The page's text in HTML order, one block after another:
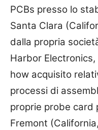
PCBs presso lo
Santa Clara
dalla propria
Harbor
how acquisito
processi di
proprie probe card
Fremont